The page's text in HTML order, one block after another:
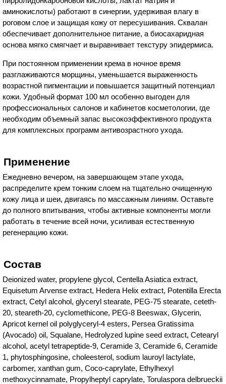
аминокислоты) работают в синергии, удерживая влагу в
роговом слое и защищая кожу от пересушивания. Сквалан
обеспечивает дополнительное питание, а биосахаридная
основа мягко смягчает и выравнивает текстуру эпидермиса.
При постоянном применении крема в ночное время
разглаживаются морщины, уменьшается выраженность
возрастной пигментации и повышается защитный потенциал
кожи. Удобный формат 100 мл особенно выгоден для
профессиональных салонов и кабинетов косметологии, где
необходим объемный запас высокоэффективного продукта
для комплексных программ антивозрастного ухода.
Применение
Ежедневно вечером, на завершающем этапе ухода,
распределите крем тонким слоем на тщательно очищенную
кожу лица и шеи, двигаясь по массажным линиям. Оставьте
до полного впитывания, чтобы активные компоненты могли
работать в течение всей ночи, усиливая естественную
регенерацию кожи.
Состав
Deionized water, propylene glycol, Centella Asiatica extract,
Equisetum Arvense extract, Hedera Helix extract, Potentilla Erecta
extract, Cetyl alcohol, glyceryl stearate, PEG-75 stearate, ceteth-
20, steareth-20, cyclomethicone, PEG-8 Beeswax, Glycerin,
Apricot kernel oil polyglyceryl-4 esters, Persea Gratissima
(Avocado) oil, Squalane, Hedrolyzed lupine seed extract, Cetearyl
alcohol, acetyl tetrapeptide-9, Ceramide 3, Ceramide 6, Ceramide
1, phytosphingosine, choleesterol, sodium lauroyl lactylate,
carbomer, xanthan gum, Coco-caprylate, Ethylhexyl
methoxycinnamate, Propylheptyl caprylate, Torulaspora delbrueckii